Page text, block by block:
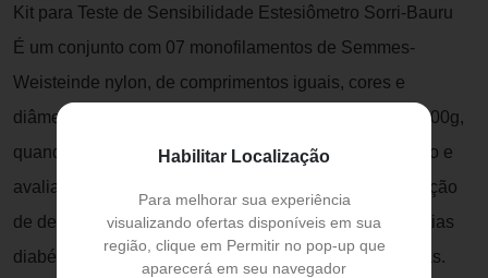
Habilitar Localização
Para melhorar sua experiência
visualizando ofertas disponíveis em sua
região, clique em Permitir no pop-up que
aparecerá em seu navegador
Kit para Teste de Sensibilidade Estesiômetro Sorri-Bauru
É um conjunto com 07 monofilamentos de Semmes-
Weisteinde nylon, de comprimentos iguais, cores e
diâmetros diferentes, que exercem forças de 0,05g a 300g,
quando aplicados sobre a pele.. É usado para medição e
avaliação do nível de sensibilidade na pele na prevenção
de deformidades e amputações em casos de neuropatias
diabéticas, tóxicas, alcoólicas, hansênicas, entre outras.